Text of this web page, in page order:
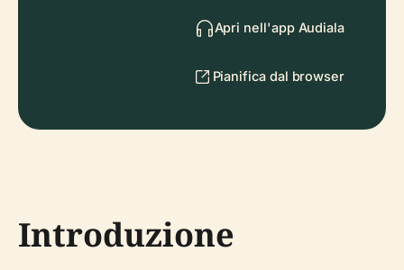
Apri nell'app Audiala
Pianifica dal browser
Introduzione